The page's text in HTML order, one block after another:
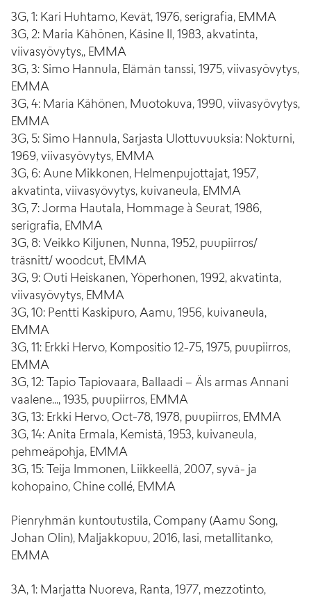
3G, 1: Kari Huhtamo, Kevät, 1976, serigrafia, EMMA
3G, 2: Maria Kähönen, Käsine II, 1983, akvatinta,
viivasyövytys,, EMMA
3G, 3: Simo Hannula, Elämän tanssi, 1975, viivasyövytys,
EMMA
3G, 4: Maria Kähönen, Muotokuva, 1990, viivasyövytys,
EMMA
3G, 5: Simo Hannula, Sarjasta Ulottuvuuksia: Nokturni,
1969, viivasyövytys, EMMA
3G, 6: Aune Mikkonen, Helmenpujottajat, 1957,
akvatinta, viivasyövytys, kuivaneula, EMMA
3G, 7: Jorma Hautala, Hommage à Seurat, 1986,
serigrafia, EMMA
3G, 8: Veikko Kiljunen, Nunna, 1952, puupiirros/
träsnitt/ woodcut, EMMA
3G, 9: Outi Heiskanen, Yöperhonen, 1992, akvatinta,
viivasyövytys, EMMA
3G, 10: Pentti Kaskipuro, Aamu, 1956, kuivaneula,
EMMA
3G, 11: Erkki Hervo, Kompositio 12-75, 1975, puupiirros,
EMMA
3G, 12: Tapio Tapiovaara, Ballaadi – Äls armas Annani
vaalene…, 1935, puupiirros, EMMA
3G, 13: Erkki Hervo, Oct-78, 1978, puupiirros, EMMA
3G, 14: Anita Ermala, Kemistä, 1953, kuivaneula,
pehmeäpohja, EMMA
3G, 15: Teija Immonen, Liikkeellä, 2007, syvä- ja
kohopaino, Chine collé, EMMA
Pienryhmän kuntoutustila, Company (Aamu Song,
Johan Olin), Maljakkopuu, 2016, lasi, metallitanko,
EMMA
3A, 1: Marjatta Nuoreva, Ranta, 1977, mezzotinto,